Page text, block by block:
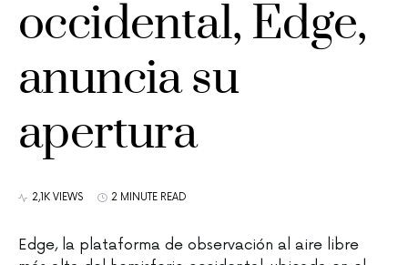
occidental, Edge,
anuncia su
apertura
2,1K VIEWS 2 MINUTE READ
Edge, la plataforma de observación al aire libre